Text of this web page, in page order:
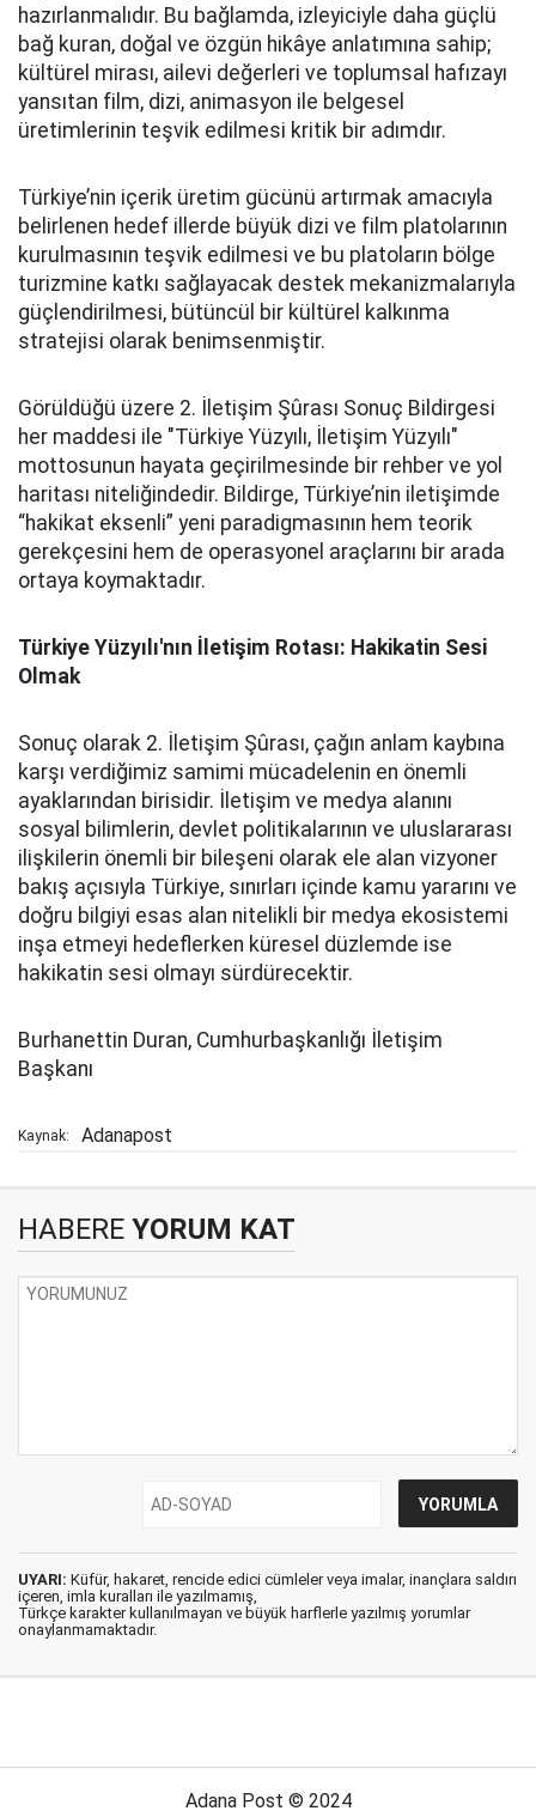
hazırlanmalıdır. Bu bağlamda, izleyiciyle daha güçlü
bağ kuran, doğal ve özgün hikâye anlatımına sahip;
kültürel mirası, ailevi değerleri ve toplumsal hafızayı
yansıtan film, dizi, animasyon ile belgesel
üretimlerinin teşvik edilmesi kritik bir adımdır.
Türkiye’nin içerik üretim gücünü artırmak amacıyla
belirlenen hedef illerde büyük dizi ve film platolarının
kurulmasının teşvik edilmesi ve bu platoların bölge
turizmine katkı sağlayacak destek mekanizmalarıyla
güçlendirilmesi, bütüncül bir kültürel kalkınma
stratejisi olarak benimsenmiştir.
Görüldüğü üzere 2. İletişim Şûrası Sonuç Bildirgesi
her maddesi ile "Türkiye Yüzyılı, İletişim Yüzyılı"
mottosunun hayata geçirilmesinde bir rehber ve yol
haritası niteliğindedir. Bildirge, Türkiye’nin iletişimde
“hakikat eksenli” yeni paradigmasının hem teorik
gerekçesini hem de operasyonel araçlarını bir arada
ortaya koymaktadır.
Türkiye Yüzyılı'nın İletişim Rotası: Hakikatin Sesi
Olmak
Sonuç olarak 2. İletişim Şûrası, çağın anlam kaybına
karşı verdiğimiz samimi mücadelenin en önemli
ayaklarından birisidir. İletişim ve medya alanını
sosyal bilimlerin, devlet politikalarının ve uluslararası
ilişkilerin önemli bir bileşeni olarak ele alan vizyoner
bakış açısıyla Türkiye, sınırları içinde kamu yararını ve
doğru bilgiyi esas alan nitelikli bir medya ekosistemi
inşa etmeyi hedeflerken küresel düzlemde ise
hakikatin sesi olmayı sürdürecektir.
Burhanettin Duran, Cumhurbaşkanlığı İletişim
Başkanı
Kaynak: Adanapost
HABERE YORUM KAT
UYARI: Küfür, hakaret, rencide edici cümleler veya imalar, inançlara saldırı
içeren, imla kuralları ile yazılmamış,
Türkçe karakter kullanılmayan ve büyük harflerle yazılmış yorumlar
onaylanmamaktadır.
Adana Post © 2024